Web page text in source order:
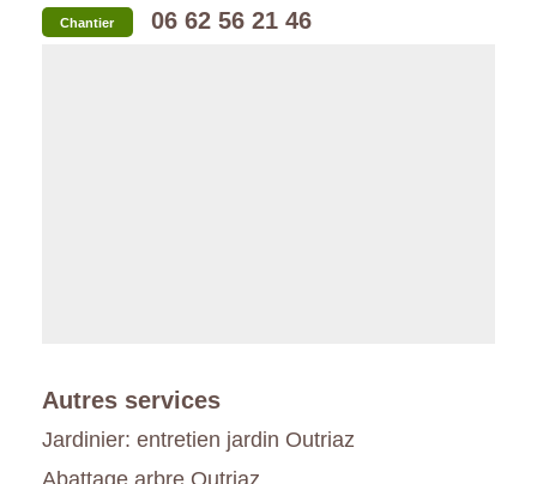
Chantier 06 62 56 21 46
Autres services
Jardinier: entretien jardin Outriaz
Abattage arbre Outriaz